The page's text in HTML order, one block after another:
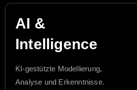
AI &
Intelligence
KI-gestützte Modellierung,
Analyse und Erkenntnisse.